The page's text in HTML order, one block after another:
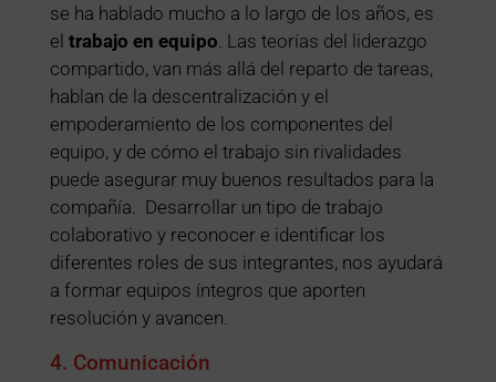
se ha hablado mucho a lo largo de los años, es
el trabajo en equipo . Las teorías del liderazgo
compartido, van más allá del reparto de tareas,
hablan de la descentralización y el
empoderamiento de los componentes del
equipo, y de cómo el trabajo sin rivalidades
puede asegurar muy buenos resultados para la
compañía. Desarrollar un tipo de trabajo
colaborativo y reconocer e identificar los
diferentes roles de sus integrantes, nos ayudará
a formar equipos íntegros que aporten
resolución y avancen.
4. Comunicación